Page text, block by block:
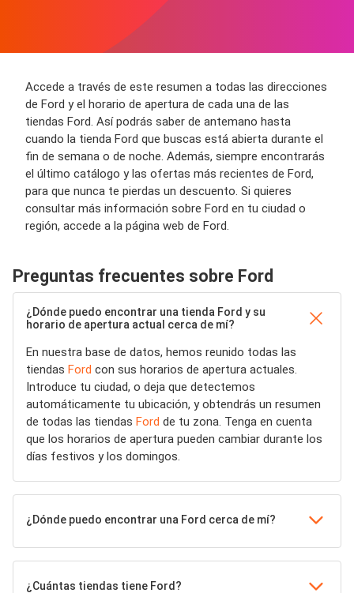
Accede a través de este resumen a todas las direcciones
de Ford y el horario de apertura de cada una de las
tiendas Ford. Así podrás saber de antemano hasta
cuando la tienda Ford que buscas está abierta durante el
fin de semana o de noche. Además, siempre encontrarás
el último catálogo y las ofertas más recientes de Ford,
para que nunca te pierdas un descuento. Si quieres
consultar más información sobre Ford en tu ciudad o
región, accede a la página web de Ford.
Preguntas frecuentes sobre Ford
¿Dónde puedo encontrar una tienda Ford y su
horario de apertura actual cerca de mí?
En nuestra base de datos, hemos reunido todas las
tiendas Ford con sus horarios de apertura actuales.
Introduce tu ciudad, o deja que detectemos
automáticamente tu ubicación, y obtendrás un resumen
de todas las tiendas Ford de tu zona. Tenga en cuenta
que los horarios de apertura pueden cambiar durante los
días festivos y los domingos.
¿Dónde puedo encontrar una Ford cerca de mí?
¿Cuántas tiendas tiene Ford?